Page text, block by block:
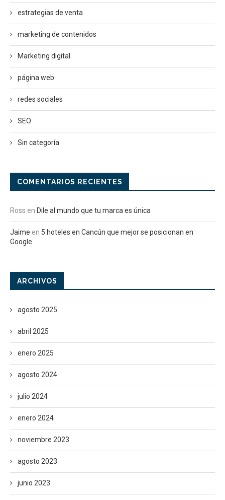
estrategias de venta
marketing de contenidos
Marketing digital
página web
redes sociales
SEO
Sin categoría
COMENTARIOS RECIENTES
Ross en Dile al mundo que tu marca es única
Jaime en 5 hoteles en Cancún que mejor se posicionan en
Google
ARCHIVOS
agosto 2025
abril 2025
enero 2025
agosto 2024
julio 2024
enero 2024
noviembre 2023
agosto 2023
junio 2023